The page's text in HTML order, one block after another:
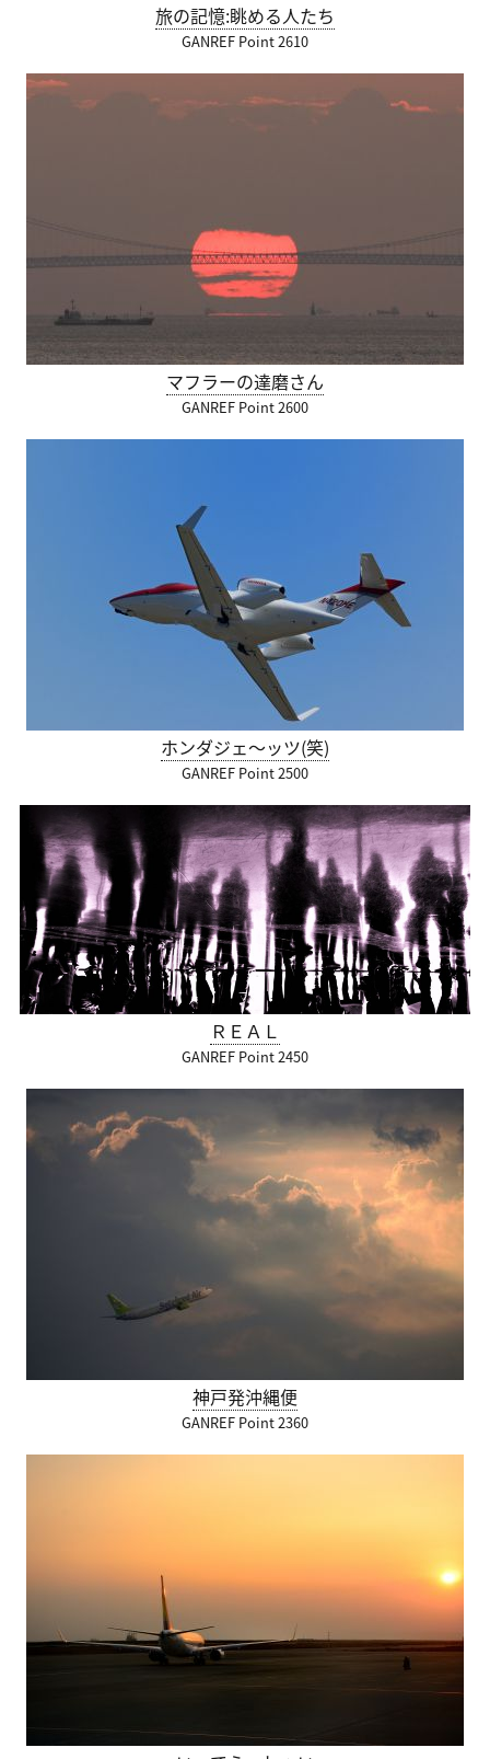
旅の記憶:眺める人たち
GANREF Point 2610
マフラーの達磨さん
GANREF Point 2600
ホンダジェ～ッツ(笑)
GANREF Point 2500
ＲＥＡＬ
GANREF Point 2450
神戸発沖縄便
GANREF Point 2360